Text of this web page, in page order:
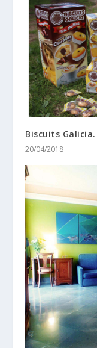
Biscuits
20/04/2018